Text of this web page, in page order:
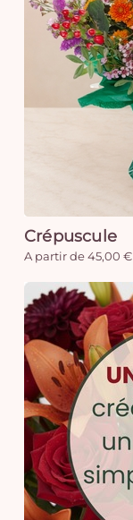
Crépuscule
A partir de 45,00 €